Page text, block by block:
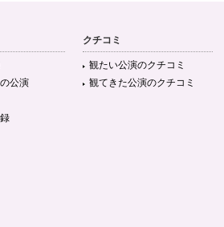
公演
クチコミ
観たい公演のクチコミ
観てきた公演のクチコミ